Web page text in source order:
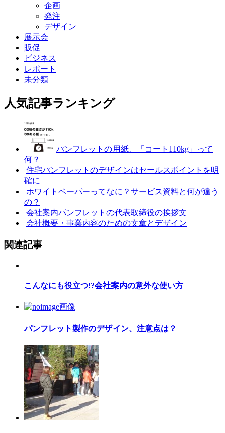
企画
発注
デザイン
展示会
販促
ビジネス
レポート
未分類
人気記事ランキング
パンフレットの用紙、「コート110kg」って
何？
住宅パンフレットのデザインはセールスポイントを明
確に
ホワイトペーパーってなに？サービス資料と何が違う
の？
会社案内パンフレットの代表取締役の挨拶文
会社概要・事業内容のための文章とデザイン
関連記事
こんなにも役立つ!?会社案内の意外な使い方
パンフレット製作のデザイン、注意点は？